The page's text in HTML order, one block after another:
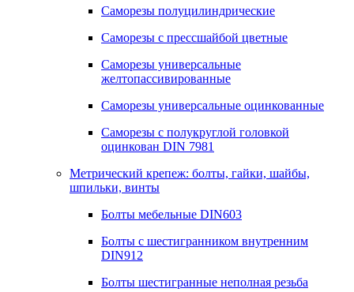
Саморезы полуцилиндрические
Саморезы с прессшайбой цветные
Саморезы универсальные
желтопассивированные
Саморезы универсальные оцинкованные
Саморезы с полукруглой головкой
оцинкован DIN 7981
Метрический крепеж: болты, гайки, шайбы,
шпильки, винты
Болты мебельные DIN603
Болты с шестигранником внутренним
DIN912
Болты шестигранные неполная резьба